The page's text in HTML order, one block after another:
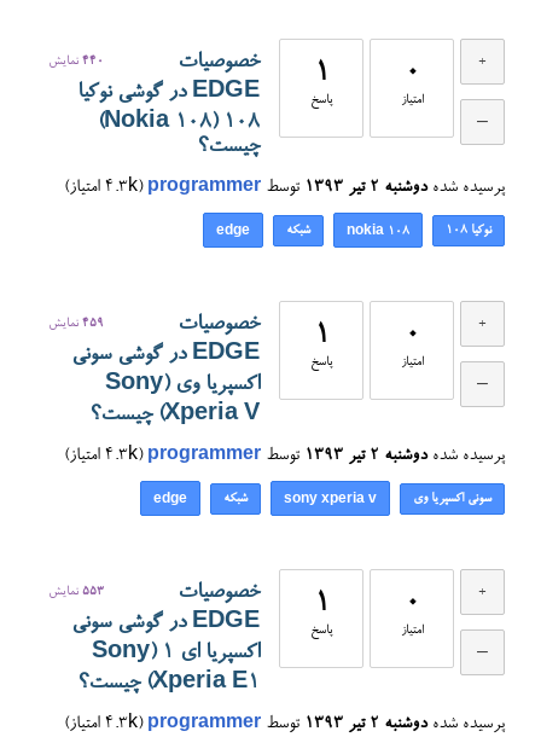
0
امتیاز
1
پاسخ
440 نمایش
خصوصیات
EDGE در گوشی نوکیا
108 (Nokia 108)
چیست؟
پرسیده شده دوشنبه ۲ تیر ۱۳۹۳ توسط programmer
(
4.3k امتیاز)
نوکیا 108 nokia 108 شبکه edge
0
امتیاز
1
پاسخ
459 نمایش
خصوصیات
EDGE در گوشی سونی
اکسپریا وی (Sony
Xperia V) چیست؟
پرسیده شده دوشنبه ۲ تیر ۱۳۹۳ توسط programmer
(
4.3k امتیاز)
سونی اکسپریا وی sony xperia v شبکه edge
0
امتیاز
1
پاسخ
553 نمایش
خصوصیات
EDGE در گوشی سونی
اکسپریا ای ۱ (Sony
Xperia E1) چیست؟
پرسیده شده دوشنبه ۲ تیر ۱۳۹۳ توسط programmer
(
4.3k امتیاز)